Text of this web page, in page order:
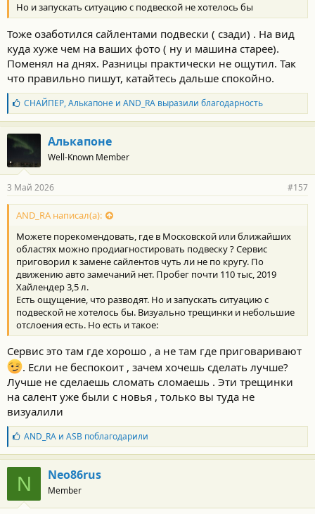
и
:
Но и запускать ситуацию с подвеской не хотелось бы
Тоже озаботился сайлентами подвески ( сзади) . На вид
куда хуже чем на ваших фото ( ну и машина старее).
Поменял на днях. Разницы практически не ощутил. Так
что правильно пишут, катайтесь дальше спокойно.
Б
л
а
г
о
а
н
о
с
и
:
СНАЙПЕР,Алькапонеи AND_RAвыразили благодарность
Алькапоне
Well-Known Member
3 Май 2026 #157
AND_RA написал(а):
Можете порекомендовать, где в Московской или ближайших
областях можно продиагностировать подвеску ? Сервис
приговорил к замене сайлентов чуть ли не по кругу. По
движению авто замечаний нет. Пробег почти 110 тыс, 2019
Хайлендер 3,5 л.
Есть ощущение, что разводят. Но и запускать ситуацию с
подвеской не хотелось бы. Визуально трещинки и небольшие
отслоения есть. Но есть и такое:
Сервис это там где хорошо , а не там где приговаривают
. Если не беспокоит , зачем хочешь сделать лучше?
Лучше не сделаешь сломать сломаешь . Эти трещинки
на салент уже были с новья , только вы туда не
визуалили
Б
л
а
г
о
д
а
AND_RAи ASBпоблагодарили
N Neo86rus
Member